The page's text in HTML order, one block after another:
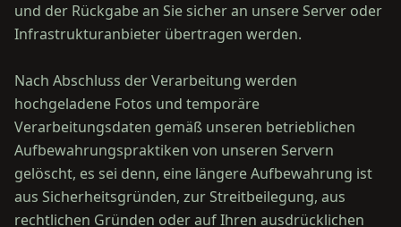
und der Rückgabe an Sie sicher an unsere Server oder
Infrastrukturanbieter übertragen werden.
Nach Abschluss der Verarbeitung werden
hochgeladene Fotos und temporäre
Verarbeitungsdaten gemäß unseren betrieblichen
Aufbewahrungspraktiken von unseren Servern
gelöscht, es sei denn, eine längere Aufbewahrung ist
aus Sicherheitsgründen, zur Streitbeilegung, aus
rechtlichen Gründen oder auf Ihren ausdrücklichen